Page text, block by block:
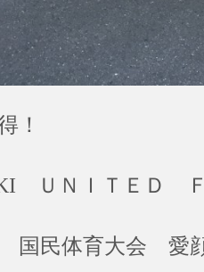
！
ＵＮＩＴＥＤ
国民体育大会 愛